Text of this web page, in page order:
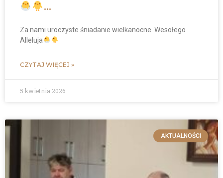
…
Za nami uroczyste śniadanie wielkanocne. Wesołego
Alleluja
CZYTAJ WIĘCEJ »
5 kwietnia 2026
AKTUALNOŚCI